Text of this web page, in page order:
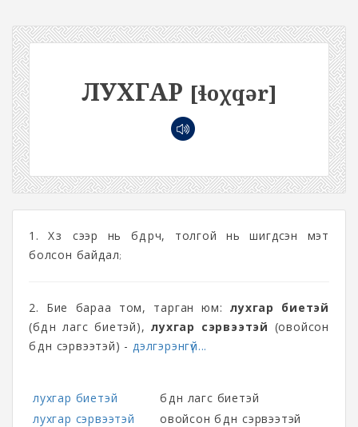
ЛУХГАР [ɬoχqər]
1. Хүзүү сээр нь бүдүүрч, толгой нь шигдсэн мэт
болсон байдал;
2. Бие бараа том, тарган юм: лухгар биетэй
(бүдүүн лагс биетэй),лухгар сэрвээтэй (овойсон
бүдүүн сэрвээтэй) - дэлгэрэнгүй...
лухгар биетэй
бүдүүн лагс биетэй
лухгар сэрвээтэй
овойсон бүдүүн сэрвээтэй